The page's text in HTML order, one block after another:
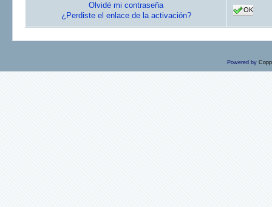
Olvidé mi contraseña
¿Perdiste el enlace de la activación?
OK
Powered by